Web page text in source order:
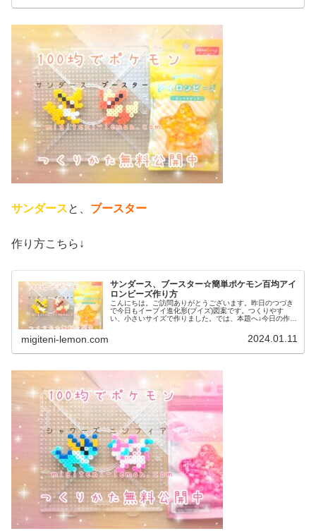
サンダースと、 ブースター
作り方こちら↓
サンダース、ブースター☆簡単ポケモン百均アイ
ロンビーズ作り方
こんにちは。ご訪問ありがとうございます。昨日のつづき
で今日もイーブイ進化形(ブイズ)図案です。つくりやす
い、小さいサイズで作りました。では、本題へ↓今日の作品
migiteni-lemon.com 2024.01.11